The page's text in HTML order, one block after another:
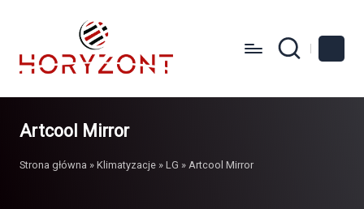
Artcool Mirror
Strona główna » Klimatyzacje » LG » Artcool Mirror